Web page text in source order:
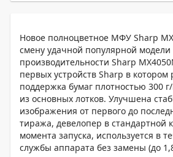
Новое полноцветное МФУ Sharp
смену удачной популярной модели
производительности Sharp
первых устройств Sharp в котором
поддержка бумаг плотностью 300
из основных лотков. Улучшена
изображения от первого до
тиража, девелопер в стандартной
момента запуска, используется в
службы аппарата без замены (до